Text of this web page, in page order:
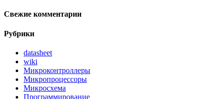
Свежие комментарии
Рубрики
datasheet
wiki
Микроконтроллеры
Микропроцессоры
Микросхема
Программирование